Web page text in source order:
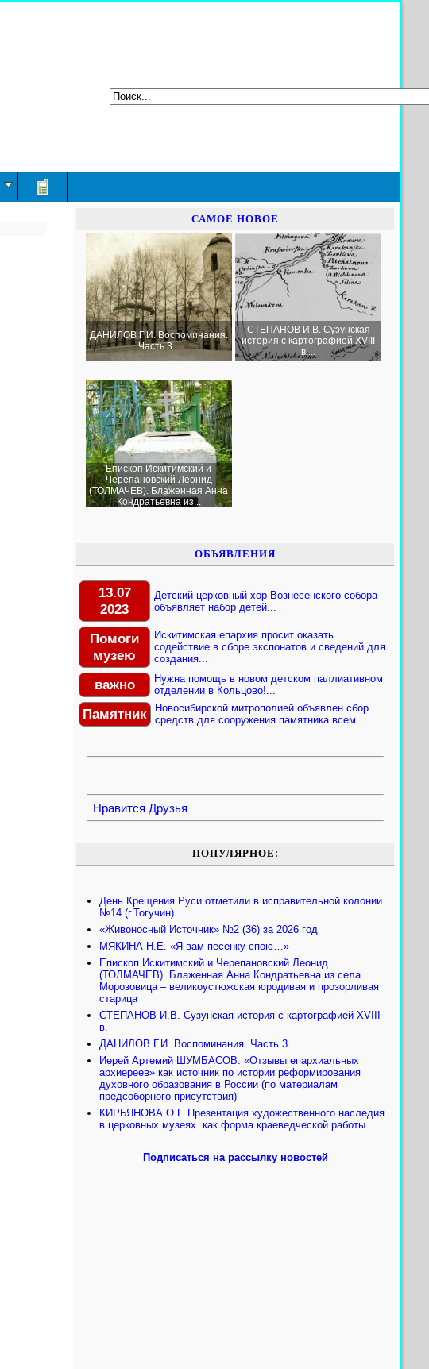
САМОЕ НОВОЕ
ДАНИЛОВ Г.И. Воспоминания.
Часть 3...
СТЕПАНОВ И.В. Сузунская
история с картографией XVIII
в....
Епископ Искитимский и
Черепановский Леонид
(ТОЛМАЧЕВ). Блаженная Анна
Кондратьевна из...
ОБЪЯВЛЕНИЯ
13.07
2023
Детский церковный хор Вознесенского собора
объявляет набор детей...
Помоги
музею
Искитимская епархия просит оказать
содействие в сборе экспонатов и сведений для
создания...
важно
Нужна помощь в новом детском паллиативном
отделении в Кольцово!...
Памятник
Новосибирской митрополией объявлен сбор
средств для сооружения памятника всем...
Нравится Друзья
ПОПУЛЯРНОЕ:
День Крещения Руси отметили в исправительной колонии
№14 (г.Тогучин)
«Живоносный Источник» №2 (36) за 2026 год
МЯКИНА Н.Е. «Я вам песенку спою…»
Епископ Искитимский и Черепановский Леонид
(ТОЛМАЧЕВ). Блаженная Анна Кондратьевна из села
Морозовица – великоустюжская юродивая и прозорливая
старица
СТЕПАНОВ И.В. Сузунская история с картографией XVIII
в.
ДАНИЛОВ Г.И. Воспоминания. Часть 3
Иерей Артемий ШУМБАСОВ. «Отзывы епархиальных
архиереев» как источник по истории реформирования
духовного образования в России (по материалам
предсоборного присутствия)
КИРЬЯНОВА О.Г. Презентация художественного наследия
в церковных музеях. как форма краеведческой работы
Подписаться на рассылку новостей